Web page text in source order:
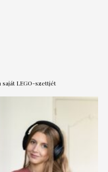
saját LEGO-szettjét